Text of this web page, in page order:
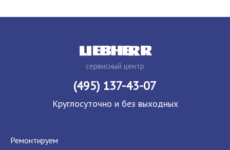
сервисный центр
(495) 137-43-07
Круглосуточно и без выходных
Ремонтируем